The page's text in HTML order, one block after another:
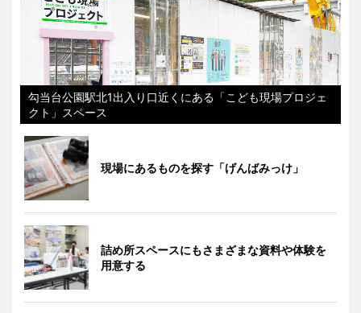
勾当台公園駅北1出入り口近くにある「こども現場プロジェ
クト」スペース
現場にあるものを探す「げんばみっけ」
詰め所スペースにもさまざまな資料や体験を
用意する